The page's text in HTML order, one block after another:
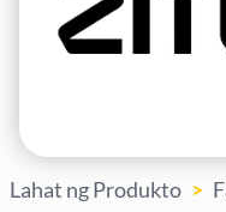
Lahat ng Produkto